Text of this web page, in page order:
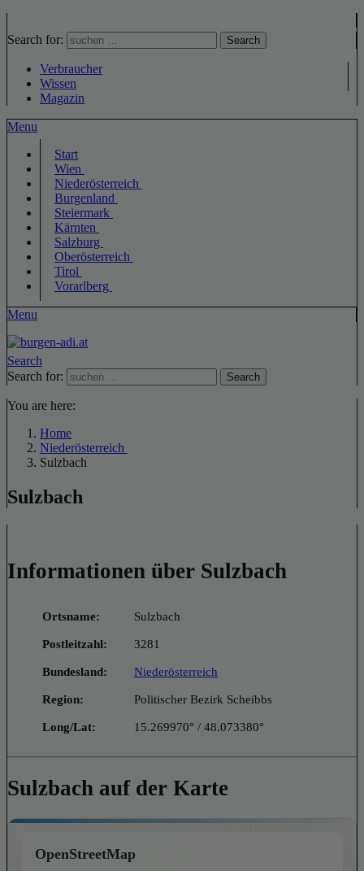
Search for: Search
Verbraucher
Wissen
Magazin
Menu
Start
Wien
Niederösterreich
Burgenland
Steiermark
Kärnten
Salzburg
Oberösterreich
Tirol
Vorarlberg
Menu
Search
Search for:
Search
You are here:
Home
Niederösterreich
Sulzbach
Sulzbach
Informationen über Sulzbach
Ortsname: Sulzbach
Postleitzahl: 3281
Bundesland: Niederösterreich
Region: Politischer Bezirk Scheibbs
Long/Lat: 15.269970° / 48.073380°
Sulzbach auf der Karte
OpenStreetMap